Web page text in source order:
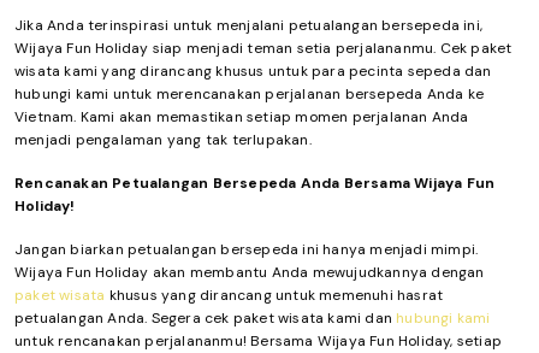
Jika Anda terinspirasi untuk menjalani petualangan bersepeda ini,
Wijaya Fun Holiday siap menjadi teman setia perjalananmu. Cek paket
wisata kami yang dirancang khusus untuk para pecinta sepeda dan
hubungi kami untuk merencanakan perjalanan bersepeda Anda ke
Vietnam. Kami akan memastikan setiap momen perjalanan Anda
menjadi pengalaman yang tak terlupakan.
Rencanakan Petualangan Bersepeda Anda Bersama Wijaya Fun
Holiday!
Jangan biarkan petualangan bersepeda ini hanya menjadi mimpi.
Wijaya Fun Holiday akan membantu Anda mewujudkannya dengan
paket wisata khusus yang dirancang untuk memenuhi hasrat
petualangan Anda. Segera cek paket wisata kami dan hubungi kami
untuk rencanakan perjalananmu! Bersama Wijaya Fun Holiday, setiap